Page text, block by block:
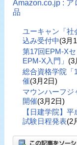
Amazon.co.jp :
品
ユーキャン「社
込み受付中(3月
第17回EPM-X
EPM-X入門」 (3
総合資格学院「
催(3月2日)
マウンハーフジ
開催(3月2日)
【日建学院】
試験日程発表(2